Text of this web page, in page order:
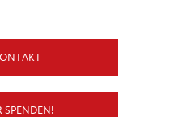
SPENDEN!